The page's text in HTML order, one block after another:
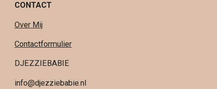
CONTACT
Over Mij
Contactformulier
DJEZZIEBABIE
info@djezziebabie.nl